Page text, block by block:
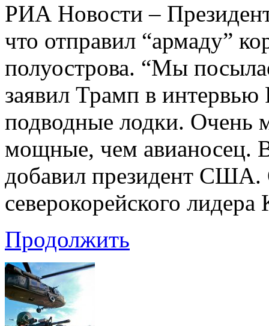
РИА Новости –
что отправил “армаду”
полуострова. “Мы
заявил Трамп в интервью
подводные лодки. Очень
мощные, чем авианосец.
добавил президент США.
северокорейского
Продолжить